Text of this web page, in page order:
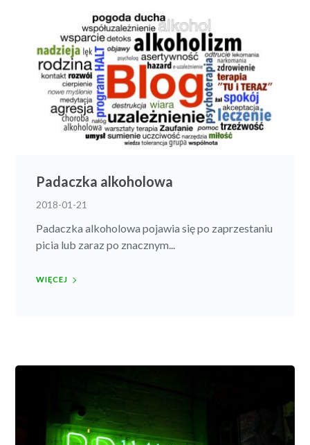
Padaczka alkoholowa
2018-01-21
Padaczka alkoholowa pojawia się po zaprzestaniu
picia lub zaraz po znacznym...
WIĘCEJ